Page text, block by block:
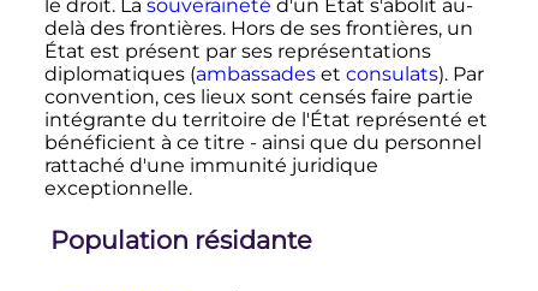
le droit. La souveraineté d'un État s'abolit au-
delà des frontières. Hors de ses frontières, un
État est présent par ses représentations
diplomatiques (ambassadeset consulats). Par
convention, ces lieux sont censés faire partie
intégrante du territoire de l'État représenté et
bénéficient à ce titre - ainsi que du personnel
rattaché d'une immunité juridique
exceptionnelle.
Population résidante